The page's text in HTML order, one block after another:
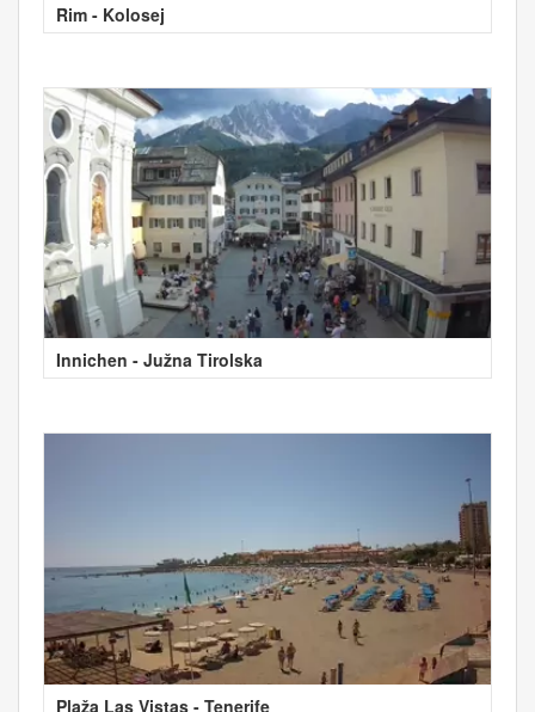
Rim - Kolosej
Innichen - Južna Tirolska
Plaža Las Vistas - Tenerife